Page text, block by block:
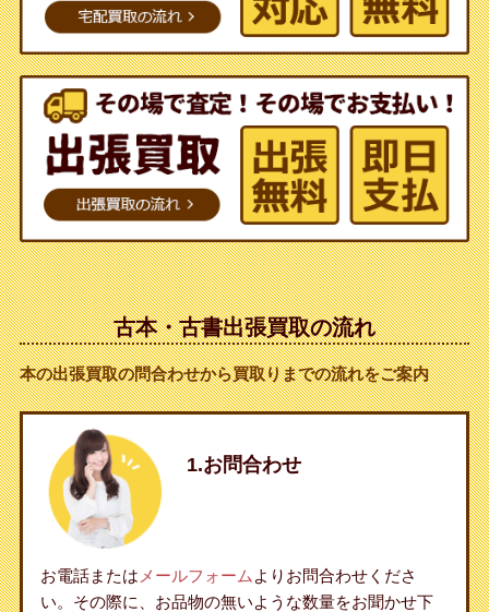
古本・古書出張買取の流れ
本の出張買取の問合わせから買取りまでの流れをご案内
1.お問合わせ
お電話または メールフォーム よりお問合わせくださ
い。その際に、お品物の無いような数量をお聞かせ下